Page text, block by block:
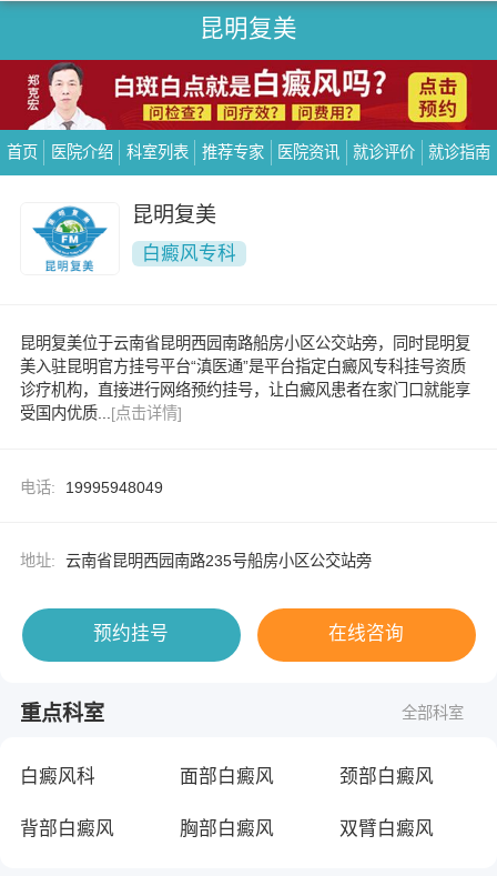
昆明复美
首页 医院介绍 科室列表 推荐专家 医院资讯 就诊评价 就诊指南
昆明复美
白癜风专科
昆明复美位于云南省昆明西园南路船房小区公交站旁，同时昆明复
美入驻昆明官方挂号平台“滇医通”是平台指定白癜风专科挂号资质
诊疗机构，直接进行网络预约挂号，让白癜风患者在家门口就能享
受国内优质...[点击详情]
电话: 19995948049
地址: 云南省昆明西园南路235号船房小区公交站旁
预约挂号 在线咨询
重点科室 全部科室
白癜风科 面部白癜风 颈部白癜风
背部白癜风 胸部白癜风 双臂白癜风